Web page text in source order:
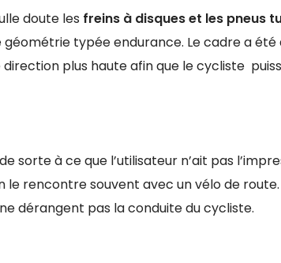
doute les freins à disques et les pneus
géométrie typée endurance. Le cadre a
plus haute afin que le cycliste
sorte à ce que l’utilisateur n’ait pas
le rencontre souvent avec un vélo de route.
dérangent pas la conduite du cycliste.